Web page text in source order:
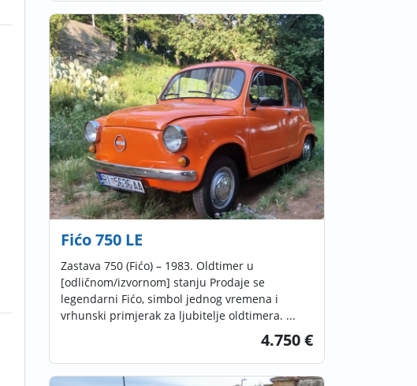
Fićo 750 LE
Zastava 750 (Fićo) – 1983. Oldtimer u
[odličnom/izvornom] stanju Prodaje se
legendarni Fićo, simbol jednog vremena i
vrhunski primjerak za ljubitelje oldtimera. ...
4.750 €